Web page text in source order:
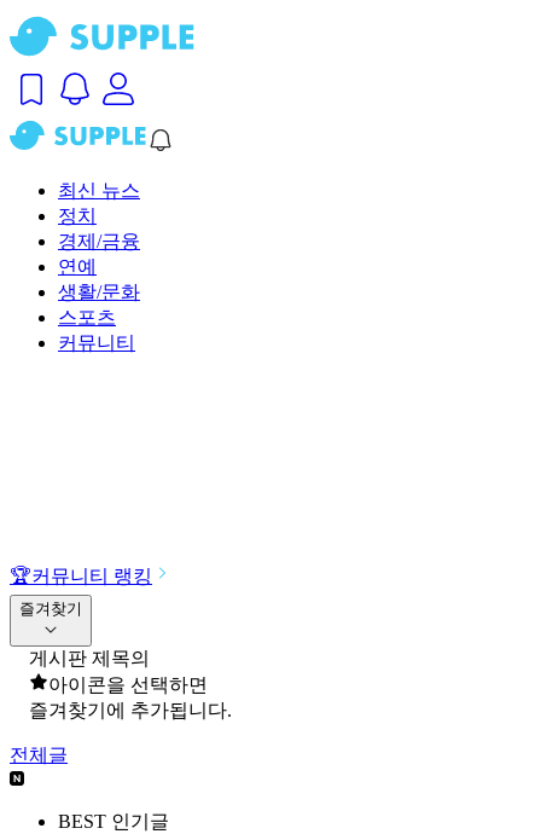
최신 뉴스
정치
경제/금융
연예
생활/문화
스포츠
커뮤니티
🏆커뮤니티 랭킹
즐겨찾기
게시판 제목의
아이콘을 선택하면
즐겨찾기에 추가됩니다.
전체글
BEST 인기글